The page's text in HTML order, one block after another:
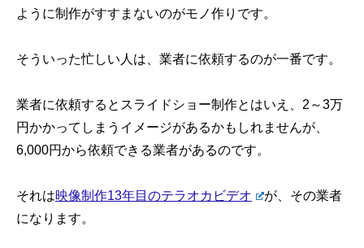
ように制作がすすまないのがモノ作りです。
そういった忙しい人は、業者に依頼するのが一番です。
業者に依頼するとスライドショー制作とはいえ、2～3万
円かかってしまうイメージがあるかもしれませんが、
6,000円から依頼できる業者があるのです。
それは映像制作13年目のテラオカビデオ
が、その業者
になります。